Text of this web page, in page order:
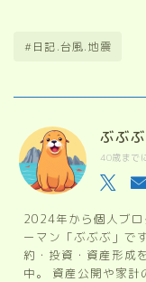
#日記.台風.地震
ぶぶぶ
40歳まで
2024年から個人ブ
ーマン「ぶぶぶ」で
約・投資・資産形成
中。 資産公開や家計